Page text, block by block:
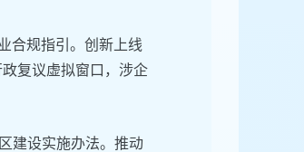
合规指引。创新上线
复议虚拟窗口，涉企
建设实施办法。推动